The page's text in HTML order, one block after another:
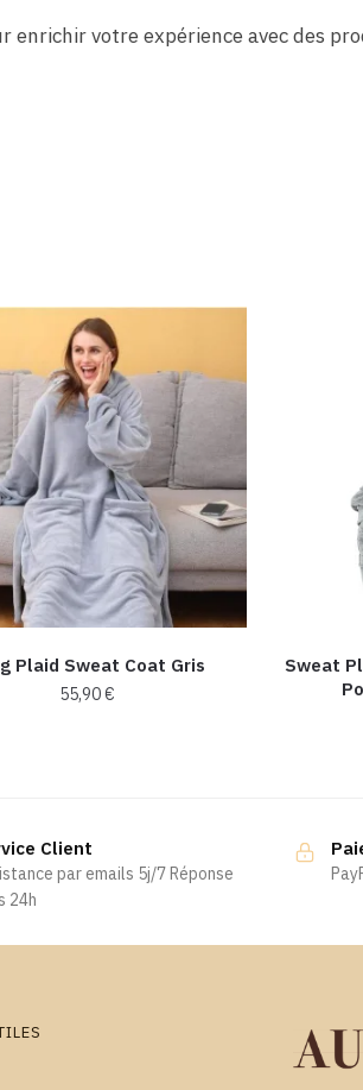
enrichir votre expérience avec des
Plaid Sweat Coat Gris
55,90€
Sweat
Client
par emails 5j/7 Réponse
24h